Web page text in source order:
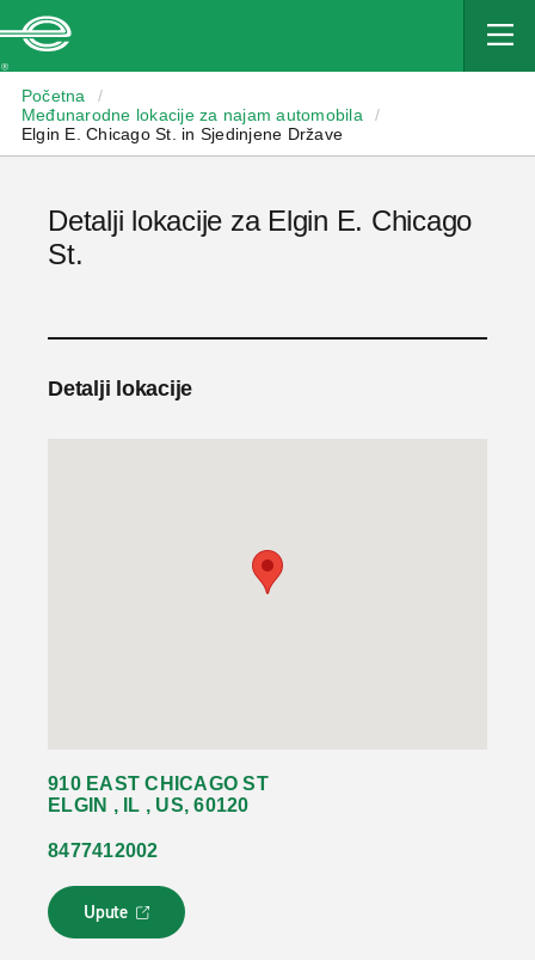
Početna
/
Međunarodne lokacije za najam automobila
/
Elgin E. Chicago St. in Sjedinjene Države
Detalji lokacije za Elgin E. Chicago
St.
Detalji lokacije
910 EAST CHICAGO ST
ELGIN , IL , US, 60120
8477412002
Upute
L
i